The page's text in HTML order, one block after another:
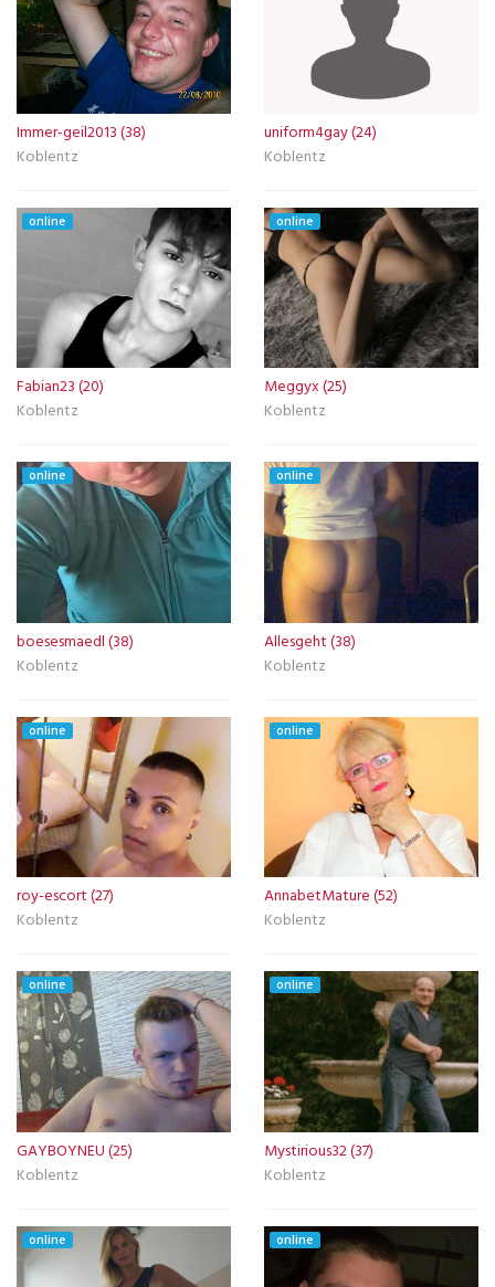
Immer-geil2013 (38)
Koblentz
uniform4gay (24)
Koblentz
online
Fabian23 (20)
Koblentz
online
Meggyx (25)
Koblentz
online
boesesmaedl (38)
Koblentz
online
Allesgeht (38)
Koblentz
online
roy-escort (27)
Koblentz
online
AnnabetMature (52)
Koblentz
online
GAYBOYNEU (25)
Koblentz
online
Mystirious32 (37)
Koblentz
online online